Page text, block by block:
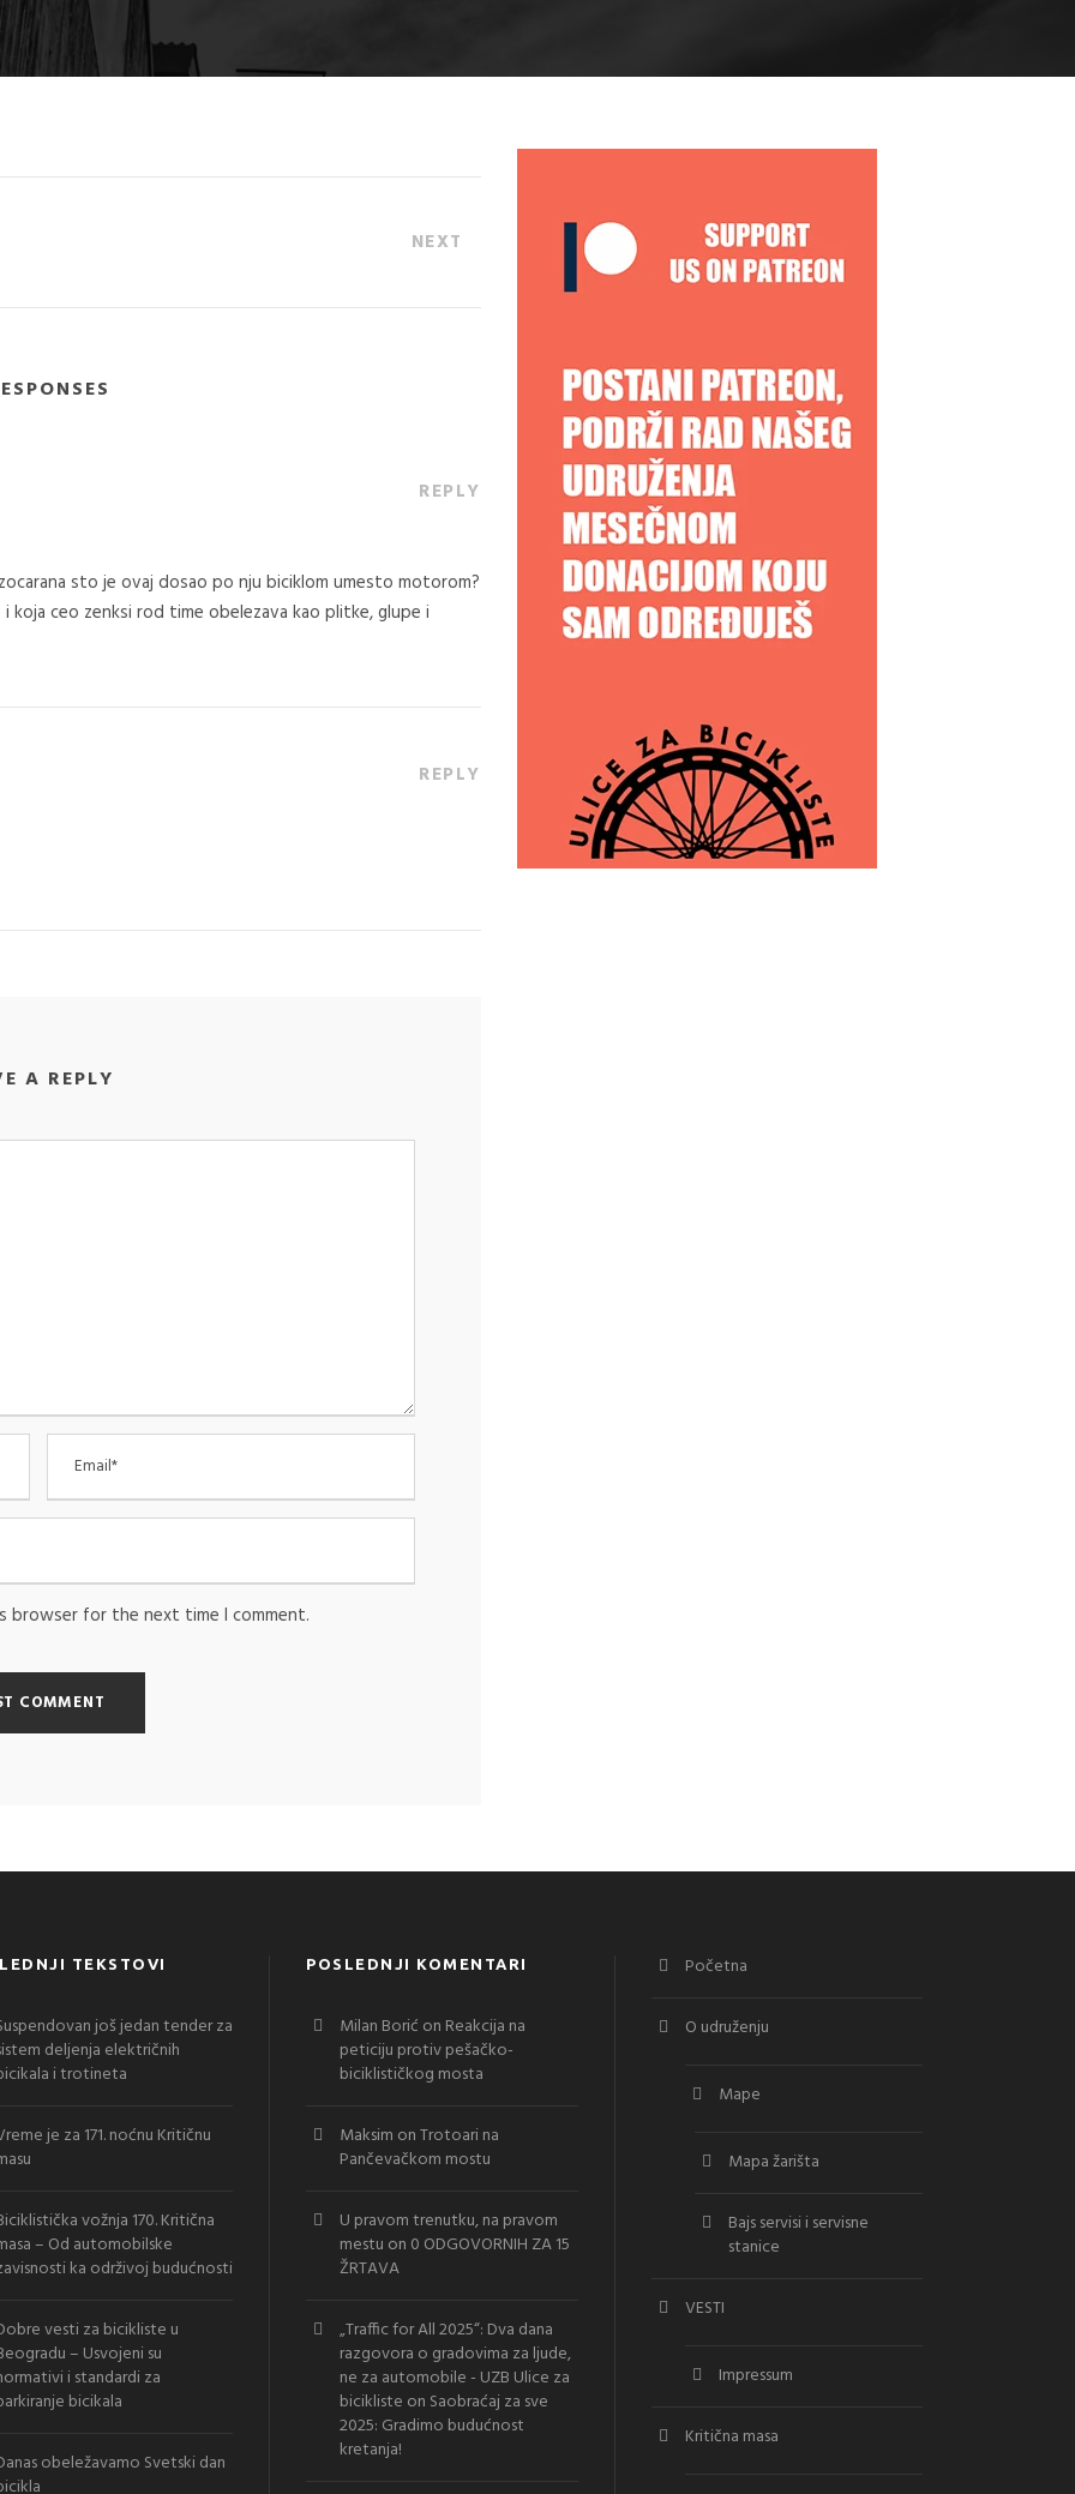
NEXT
REPLY
sto je ovaj dosao po nju biciklom umesto motorom?
koja ceo zenksi rod time obelezava kao plitke, glupe i
REPLY
A REPLY
browser for the next time I comment.
TEKSTOVI
još jedan tender za
deljenja električnih
i trotineta
je za 171. noćnu Kritičnu
vožnja 170. Kritična
– Od automobilske
ka održivoj budućnosti
vesti za bicikliste u
– Usvojeni su
i standardi za
bicikala
obeležavamo Svetski dan
POSLEDNJI KOMENTARI
Milan Borić on Reakcija na
peticiju protiv pešačko-
biciklističkog mosta
Maksim onTrotoari na
Pančevačkom mostu
U pravom trenutku, na pravom
mestu on 0 ODGOVORNIH ZA 15
ŽRTAVA
„Traffic for All 2025“: Dva dana
razgovora o gradovima za ljude,
ne za automobile - UZB Ulice za
bicikliste on Saobraćaj za sve
2025: Gradimo budućnost
kretanja!
Početna
O udruženju
Mape
Mapa žarišta
Bajs servisi i servisne
stanice
VESTI
Impressum
Kritična masa